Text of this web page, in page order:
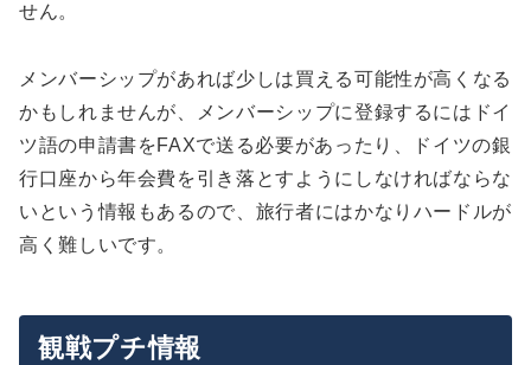
せん。
メンバーシップがあれば少しは買える可能性が高くなる
かもしれませんが、メンバーシップに登録するにはドイ
ツ語の申請書をFAXで送る必要があったり、ドイツの銀
行口座から年会費を引き落とすようにしなければならな
いという情報もあるので、旅行者にはかなりハードルが
高く難しいです。
観戦プチ情報